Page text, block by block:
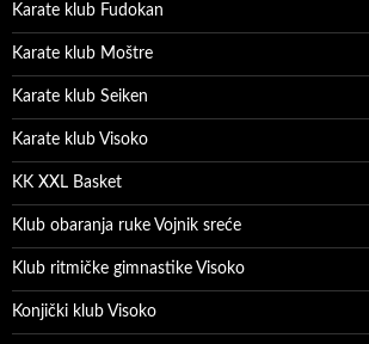
Karate klub Fudokan
Karate klub Moštre
Karate klub Seiken
Karate klub Visoko
KK XXL Basket
Klub obaranja ruke Vojnik sreće
Klub ritmičke gimnastike Visoko
Konjički klub Visoko